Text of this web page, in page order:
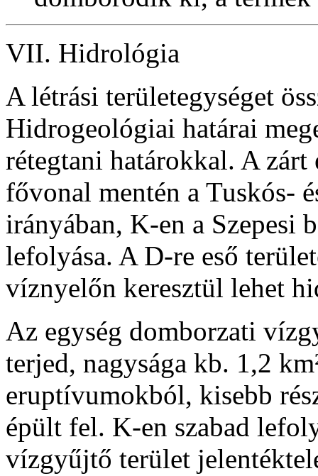
VII. Hidrológia
A létrási területegységet
Hidrogeológiai határai
rétegtani határokkal. A zárt
fővonal mentén a Tuskós-
irányában, K-en a Szepesi
lefolyása. A D-re eső
víznyelőn keresztül lehet
Az egység domborzati
terjed, nagysága kb. 1,2
eruptívumokból, kisebb
épült fel. K-en szabad
vízgyűjtő terület